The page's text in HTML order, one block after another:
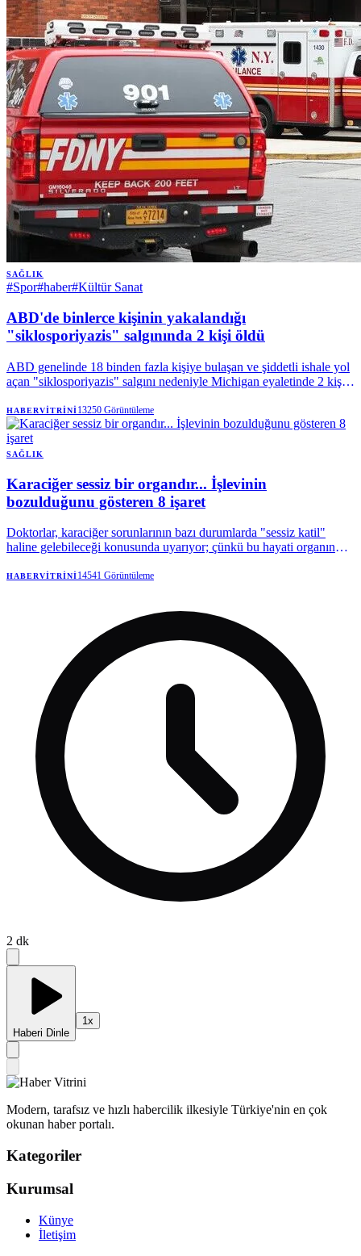
SAĞLIK
#Spor#haber#Kültür Sanat
ABD'de binlerce kişinin yakalandığı
"siklosporiyazis" salgınında 2 kişi öldü
ABD genelinde 18 binden fazla kişiye bulaşan ve şiddetli ishale yol
açan "siklosporiyazis" salgını nedeniyle Michigan eyaletinde 2 kişi
HABERVITRINI13250 Görüntüleme
SAĞLIK
Karaciğer sessiz bir organdır... İşlevinin
bozulduğunu gösteren 8 işaret
Doktorlar, karaciğer sorunlarının bazı durumlarda "sessiz katil"
haline gelebileceği konusunda uyarıyor; çünkü bu hayati organın
gelene kadar tespit edilmesi zordur.
HABERVITRINI14541 Görüntüleme
2 dk
Haberi Dinle
1x
Modern, tarafsız ve hızlı habercilik ilkesiyle Türkiye'nin en çok
okunan haber portalı.
Kategoriler
Kurumsal
Künye
İletişim